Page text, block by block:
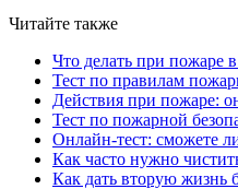
Читайте также
Что делать при пожаре
Тест по правилам
Действия при пожаре:
Тест по пожарной
Онлайн-тест: сможете
Как часто нужно
Как дать вторую жизнь